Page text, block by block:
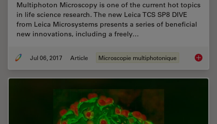
Multiphoton Microscopy is one of the current hot topics
in life science research. The new Leica TCS SP8 DIVE
from Leica Microsystems presents a series of beneficial
new innovations, including a freely…
Jul 06, 2017 Article Microscopie multiphotonique Laser